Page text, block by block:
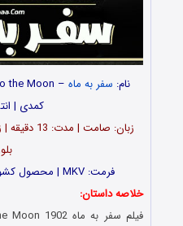
نام: سفر به ماه
کمدی |
زبان:
فرمت: MKV | محصول کشور فرانسه | امتیاز: 8.2 از 10
خلاصه داستان: